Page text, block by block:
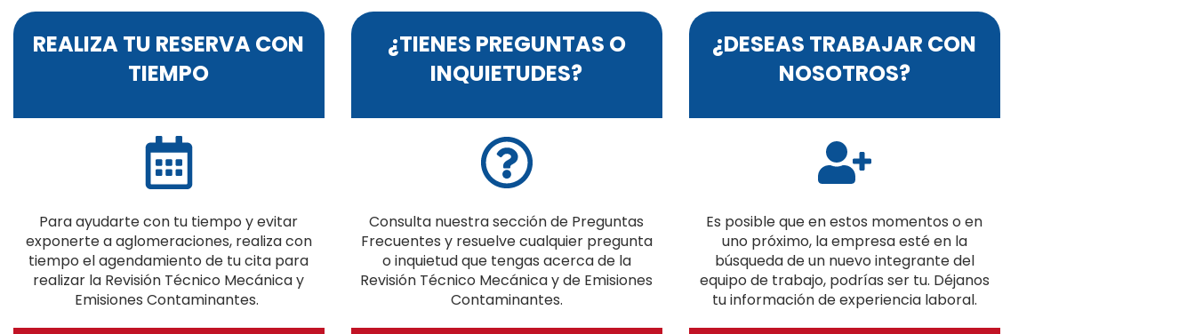
REALIZA TU RESERVA CON
TIEMPO
Para ayudarte con tu tiempo y evitar
exponerte a aglomeraciones, realiza con
tiempo el agendamiento de tu cita para
realizar la Revisión Técnico Mecánica y
Emisiones Contaminantes.
¿TIENES PREGUNTAS O
INQUIETUDES?
Consulta nuestra sección de Preguntas
Frecuentes y resuelve cualquier pregunta
o inquietud que tengas acerca de la
Revisión Técnico Mecánica y de Emisiones
Contaminantes.
¿DESEAS TRABAJAR CON
NOSOTROS?
Es posible que en estos momentos o en
uno próximo, la empresa esté en la
búsqueda de un nuevo integrante del
equipo de trabajo, podrías ser tu. Déjanos
tu información de experiencia laboral.